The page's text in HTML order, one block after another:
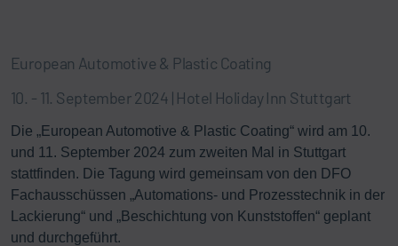
European Automotive & Plastic Coating
10. - 11. September 2024 | Hotel Holiday Inn Stuttgart
Die „European Automotive & Plastic Coating“ wird am 10.
und 11. September 2024 zum zweiten Mal in Stuttgart
stattfinden. Die Tagung wird gemeinsam von den DFO
Fachausschüssen „Automations- und Prozesstechnik in der
Lackierung“ und „Beschichtung von Kunststoffen“ geplant
und durchgeführt.